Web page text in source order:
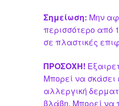
Σημείωση: Μην
περισσότερο από
σε πλαστικές
ΠΡΟΣΟΧΗ!
Μπορεί να
αλλεργική
βλάβη. Μπορεί να